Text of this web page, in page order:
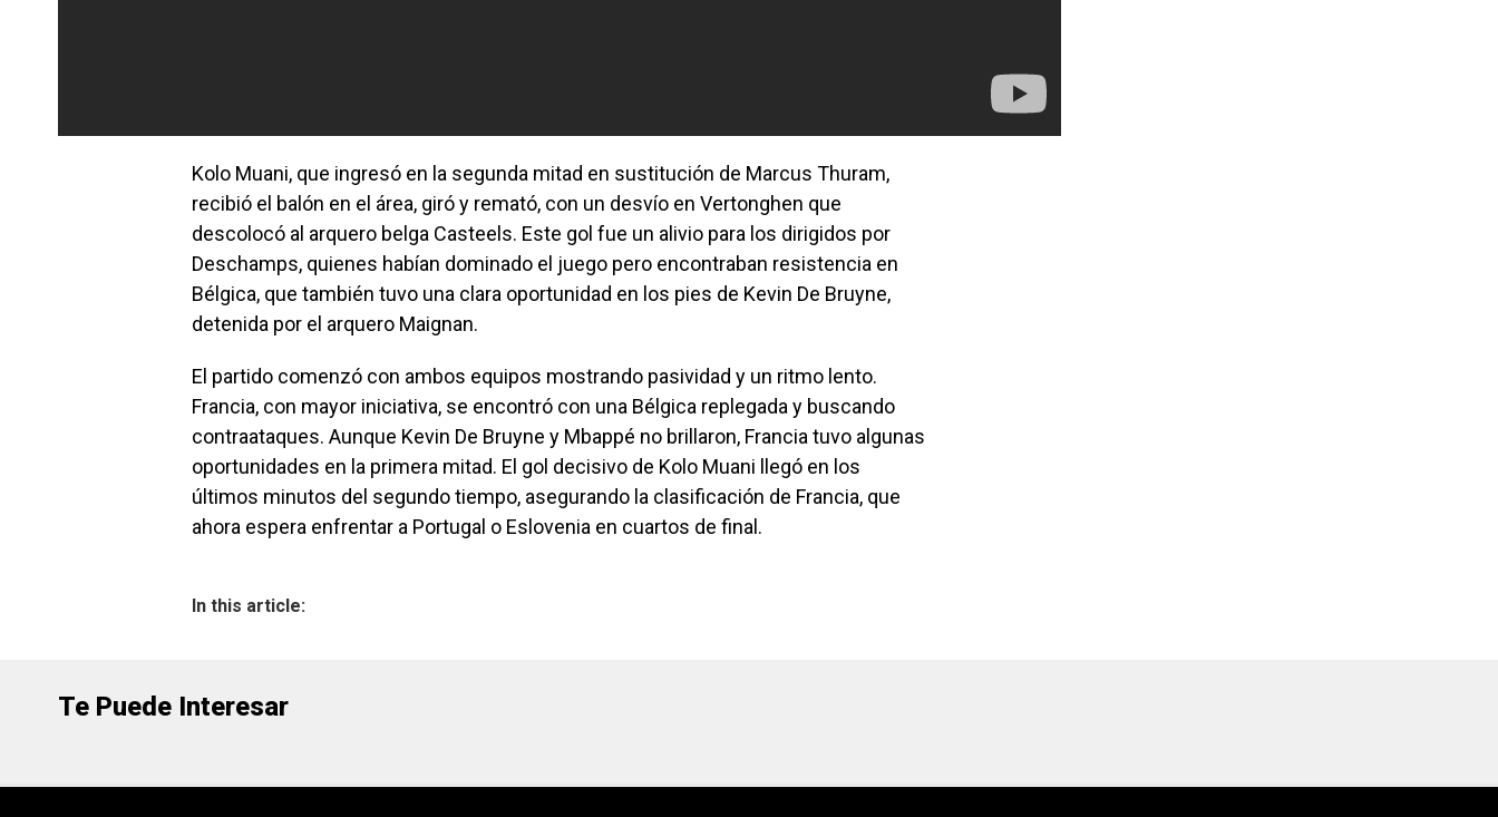
Kolo Muani, que ingresó en la segunda mitad en sustitución de Marcus Thuram,
recibió el balón en el área, giró y remató, con un desvío en Vertonghen que
descolocó al arquero belga Casteels. Este gol fue un alivio para los dirigidos por
Deschamps, quienes habían dominado el juego pero encontraban resistencia en
Bélgica, que también tuvo una clara oportunidad en los pies de Kevin De Bruyne,
detenida por el arquero Maignan.
El partido comenzó con ambos equipos mostrando pasividad y un ritmo lento.
Francia, con mayor iniciativa, se encontró con una Bélgica replegada y buscando
contraataques. Aunque Kevin De Bruyne y Mbappé no brillaron, Francia tuvo algunas
oportunidades en la primera mitad. El gol decisivo de Kolo Muani llegó en los
últimos minutos del segundo tiempo, asegurando la clasificación de Francia, que
ahora espera enfrentar a Portugal o Eslovenia en cuartos de final.
In this article:
Te Puede Interesar